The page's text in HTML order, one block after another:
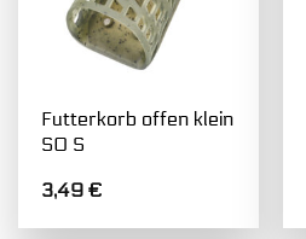
Futterkorb offen klein
SO S
3,49€